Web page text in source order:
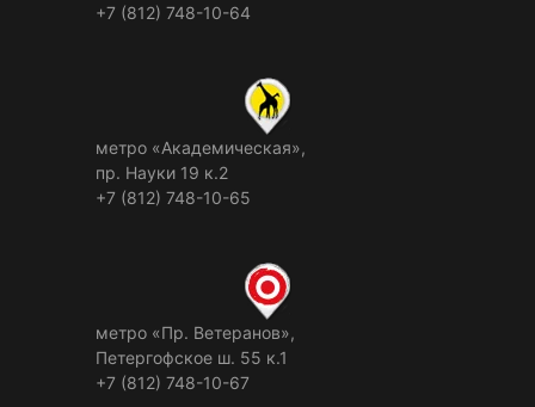
+7 (812) 748-10-64
метро «Академическая»,
пр. Науки 19 к.2
+7 (812) 748-10-65
метро «Пр. Ветеранов»,
Петергофское ш. 55 к.1
+7 (812) 748-10-67